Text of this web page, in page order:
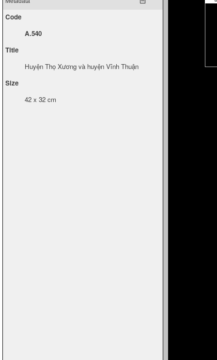
Code
A.540
Title
Huyện Thọ Xương và huyện Vĩnh Thuận
Size
42 x 32 cm